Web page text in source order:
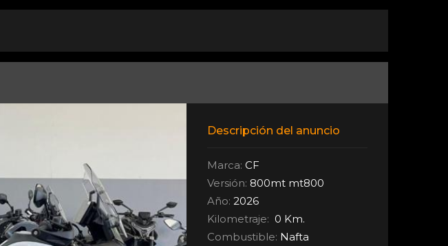
Descripción del anuncio
Marca: CF
Versión: 800mt mt800
Año: 2026
Kilometraje: 0 Km.
Combustible: Nafta